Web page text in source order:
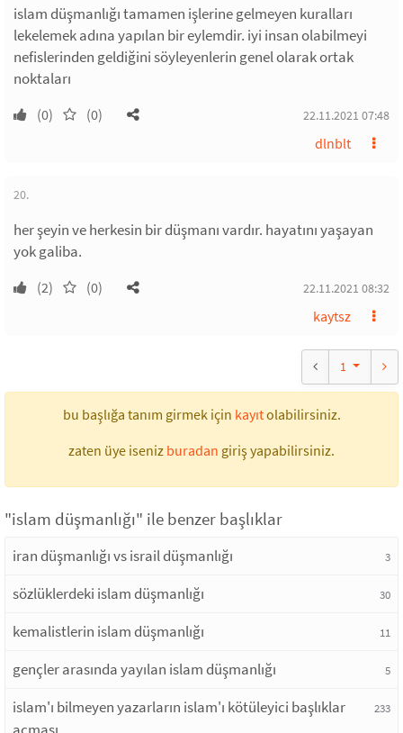
islam düşmanlığı tamamen işlerine gelmeyen kuralları
lekelemek adına yapılan bir eylemdir. iyi insan olabilmeyi
nefislerinden geldiğini söyleyenlerin genel olarak ortak
noktaları
(0) (0) 22.11.2021 07:48
dlnblt
20.
her şeyin ve herkesin bir düşmanı vardır. hayatını yaşayan
yok galiba.
(2) (0) 22.11.2021 08:32
kaytsz
1
bu başlığa tanım girmek için kayıtolabilirsiniz.
zaten üye iseniz buradan giriş yapabilirsiniz.
"islam düşmanlığı" ile benzer başlıklar
iran düşmanlığı vs israil düşmanlığı 3
sözlüklerdeki islam düşmanlığı 30
kemalistlerin islam düşmanlığı 11
gençler arasında yayılan islam düşmanlığı 5
islam'ı bilmeyen yazarların islam'ı kötüleyici başlıklar
233